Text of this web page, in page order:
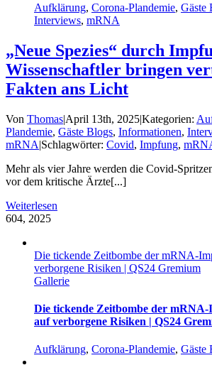
Aufklärung, Corona-Plandemie, Gäste
Interviews, mRNA
„Neue Spezies“ durch
Wissenschaftler bringen
Fakten ans Licht
Von Thomas|April 13th, 2025|Kategorien:
Plandemie, Gäste Blogs, Informationen,
mRNA|Schlagwörter: Covid, Impfung,
Mehr als vier Jahre werden die Covid-
vor dem kritische Ärzte[...]
Weiterlesen
604, 2025
Die tickende Zeitbombe der mRNA-
verborgene Risiken | QS24 Gremium
Gallerie
Die tickende Zeitbombe der
auf verborgene Risiken | QS24
Aufklärung, Corona-Plandemie, Gäste